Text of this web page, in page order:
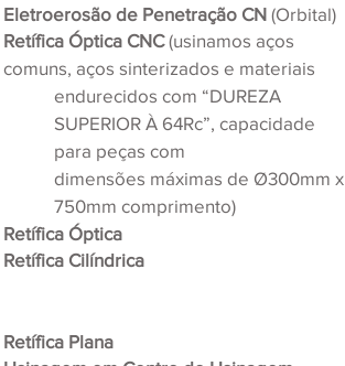
Eletroerosão de Penetração CN (Orbital)
Retífica Óptica CNC (usinamos aços
comuns, aços sinterizados e materiais
endurecidos com “DUREZA
SUPERIOR À 64Rc”, capacidade
para peças com
dimensões máximas de Ø300mm x
750mm comprimento)
Retífica Óptica
Retífica Cilíndrica
Retífica Plana